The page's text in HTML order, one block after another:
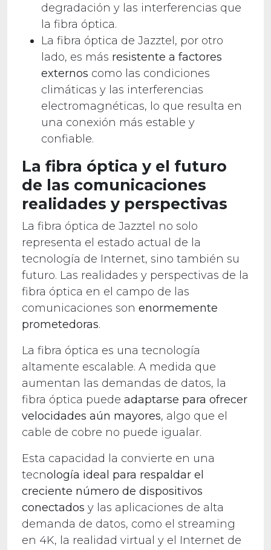
degradación y las interferencias que
la fibra óptica.
La fibra óptica de Jazztel, por otro
lado, es más resistente a factores
externos como las condiciones
climáticas y las interferencias
electromagnéticas, lo que resulta en
una conexión más estable y
confiable.
La fibra óptica y el futuro
de las comunicaciones
realidades y perspectivas
La fibra óptica de Jazztel no solo
representa el estado actual de la
tecnología de Internet, sino también su
futuro. Las realidades y perspectivas de la
fibra óptica en el campo de las
comunicaciones son enormemente
prometedoras.
La fibra óptica es una tecnología
altamente escalable. A medida que
aumentan las demandas de datos, la
fibra óptica puede adaptarse para ofrecer
velocidades aún mayores, algo que el
cable de cobre no puede igualar.
Esta capacidad la convierte en una
tecnología ideal para respaldar el
creciente número de dispositivos
conectados y las aplicaciones de alta
demanda de datos, como el streaming
en 4K, la realidad virtual y el Internet de